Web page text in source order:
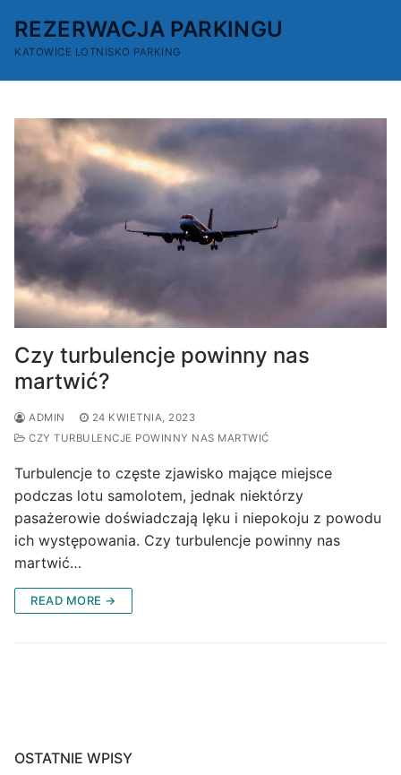
do
treści
REZERWACJA PARKINGU
KATOWICE LOTNISKO PARKING
Czy turbulencje powinny nas
martwić?
ADMIN
24 KWIETNIA, 2023
CZY TURBULENCJE POWINNY NAS MARTWIĆ
Turbulencje to częste zjawisko mające miejsce
podczas lotu samolotem, jednak niektórzy
pasażerowie doświadczają lęku i niepokoju z powodu
ich występowania. Czy turbulencje powinny nas
martwić…
READ MORE →
OSTATNIE WPISY